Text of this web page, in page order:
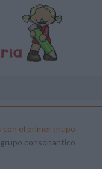
el primer grupo
consonantico